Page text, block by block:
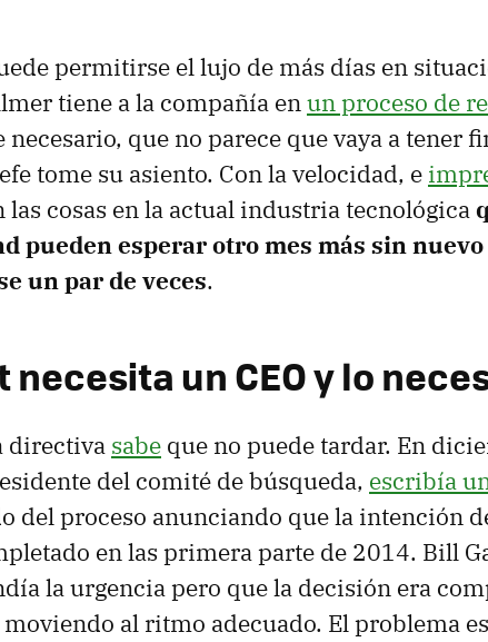
permitirse el lujo de más días en
tiene a la compañía enun proceso de
que no parece que vaya a tener
tome su asiento. Con la velocidad, e
las cosas en la actual industria tecnológica
pueden esperar otro mes más sin nuevo
un par de veces.
un CEO y lo
directiva sabe que no puede tardar. En
del comité de búsqueda, escribía
del proceso anunciando que la intención
en las primera parte de 2014. Bill
la urgencia pero que la decisión era
moviendo al ritmo adecuado. El problema